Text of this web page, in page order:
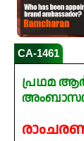
CA-1461
പ്രഥമ